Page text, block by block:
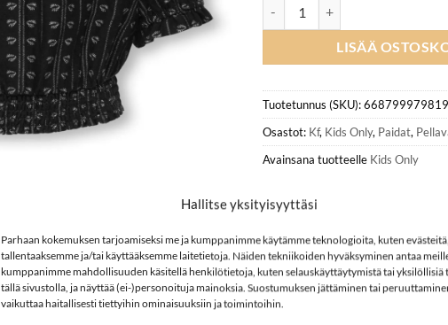
Hallitse yksityisyyttäsi
Parhaan kokemuksen tarjoamiseksi me ja kumppanimme käytämme teknologioita, kuten evästeitä,
tallentaaksemme ja/tai käyttääksemme laitetietoja. Näiden tekniikoiden hyväksyminen antaa
kumppanimme mahdollisuuden käsitellä henkilötietoja, kuten selauskäyttäytymistä tai yksilöllisiä
tällä sivustolla, ja näyttää (ei-)personoituja mainoksia. Suostumuksen jättäminen tai
vaikuttaa haitallisesti tiettyihin ominaisuuksiin ja toimintoihin.
LISÄÄ
Tuotetunnus (SKU):668799979819
Osastot: Kf, Kids Only, Paidat,
Avainsana tuotteelle Kids Only